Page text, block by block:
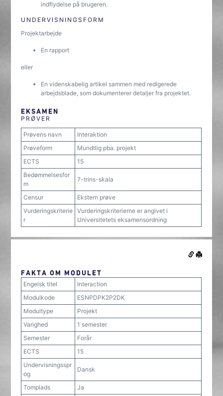
indflydelse på brugeren.
UNDERVISNINGSFORM
Projektarbejde
En rapport
eller
En videnskabelig artikel sammen med redigerede
arbejdsblade, som dokumenterer detaljer fra projektet.
EKSAMEN
PRØVER
Prøvens navn
Interaktion
Prøveform
Mundtlig pba. projekt
ECTS
15
Bedømmelsesfor
m
7-trins-skala
Censur
Ekstern prøve
Vurderingskriterie
r
Vurderingskriterierne er angivet i
Universitetets eksamensordning
FAKTA OM MODULET
Engelsk titel
Interaction
Modulkode
ESNPDPK2P2DK
Modultype
Projekt
Varighed
1 semester
Semester
Forår
ECTS
15
Undervisningsspr
og
Dansk
Tomplads
Ja